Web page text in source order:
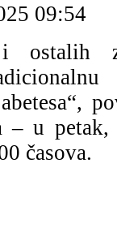
09:54
ostalih
– u
časova.